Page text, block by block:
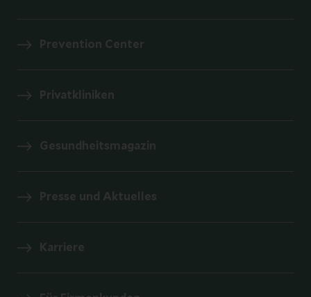
Prevention Center
Privatkliniken
Gesundheitsmagazin
Presse und Aktuelles
Karriere